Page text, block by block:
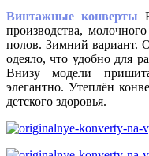
Винтажные конверты
производства,
полов. Зимний вариант.
одеяло, что удобно для
Внизу модели
элегантно. Утеплён
детского здоровья.